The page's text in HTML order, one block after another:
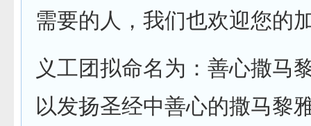
需要的人，我们也欢迎您的
义工团拟命名为：善心撒马
以发扬圣经中善心的撒马黎